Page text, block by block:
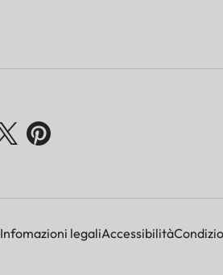
Infomazioni legaliAccessibilità